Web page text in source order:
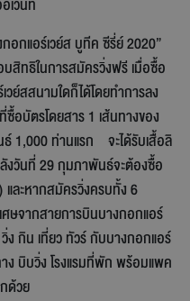
อกแอร์เวย์ส บูทีค ซีรี่ย์ 2020”
สิทธิในการสมัครวิ่งฟรี เมื่อซื้อ
ย์สสนามใดก็ได้โดยทำการลง
อบัตรโดยสาร 1 เส้นทางของ
1,000 ท่านแรก จะได้รับเสื้อลิ
วันที่ 29 กุมภาพันธ์จะต้องซื้อ
และหากสมัครวิ่งครบทั้ง 6
ษจากสายการบินบางกอกแอร์
ง กิน เที่ยว ทัวร์ กับบางกอกแอร์
ง บิบวิ่ง โรงแรมที่พัก พร้อมแพค
ด้วย